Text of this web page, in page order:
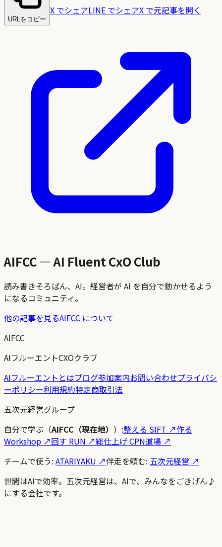
URLをコピー
X でシェアLINE でシェアX で元記事を開く
AIFCC — AI Fluent CxO Club
読み書きそろばん、AI。経営者が AI を自分で動かせるよう
になるコミュニティ。
他の記事を見るAIFCC について
AIFCC
AIフルーエントCXOクラブ
AIフルーエントとはブログ参加案内お問い合わせプライバシ
ーポリシー利用規約特定商取引法
五次元経営グループ
自分で学ぶ（AIFCC（現在地） ）:整える SIFT ↗作る
Workshop ↗回す RUN ↗総仕上げ CPN道場 ↗
チームで使う: ATARIYAKU ↗伴走を頼む: 五次元経営 ↗
世間はAIで効率。五次元経営は、AIで、みんなをごきげん♪
にする会社です。